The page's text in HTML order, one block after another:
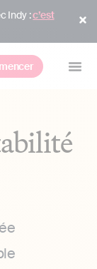
Indy :c’est